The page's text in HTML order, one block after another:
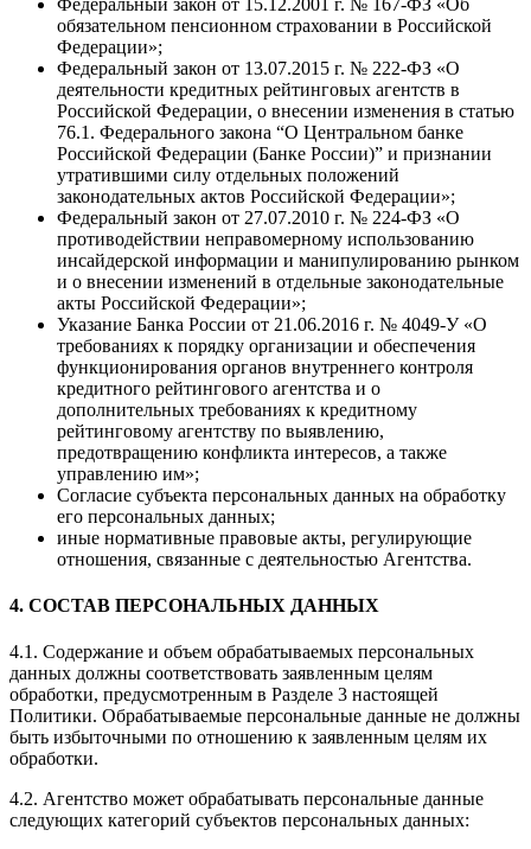
Федеральный закон от 15.12.2001 г. № 167-ФЗ «Об
обязательном пенсионном страховании в Российской
Федерации»;
Федеральный закон от 13.07.2015 г. № 222-ФЗ «О
деятельности кредитных рейтинговых агентств в
Российской Федерации, о внесении изменения в статью
76.1. Федерального закона “О Центральном банке
Российской Федерации (Банке России)” и признании
утратившими силу отдельных положений
законодательных актов Российской Федерации»;
Федеральный закон от 27.07.2010 г. № 224-ФЗ «О
противодействии неправомерному использованию
инсайдерской информации и манипулированию рынком
и о внесении изменений в отдельные законодательные
акты Российской Федерации»;
Указание Банка России от 21.06.2016 г. № 4049-У «О
требованиях к порядку организации и обеспечения
функционирования органов внутреннего контроля
кредитного рейтингового агентства и о
дополнительных требованиях к кредитному
рейтинговому агентству по выявлению,
предотвращению конфликта интересов, а также
управлению им»;
Согласие субъекта персональных данных на обработку
его персональных данных;
иные нормативные правовые акты, регулирующие
отношения, связанные с деятельностью Агентства.
4. СОСТАВ ПЕРСОНАЛЬНЫХ ДАННЫХ
4.1. Содержание и объем обрабатываемых персональных
данных должны соответствовать заявленным целям
обработки, предусмотренным в Разделе 3 настоящей
Политики. Обрабатываемые персональные данные не должны
быть избыточными по отношению к заявленным целям их
обработки.
4.2. Агентство может обрабатывать персональные данные
следующих категорий субъектов персональных данных: